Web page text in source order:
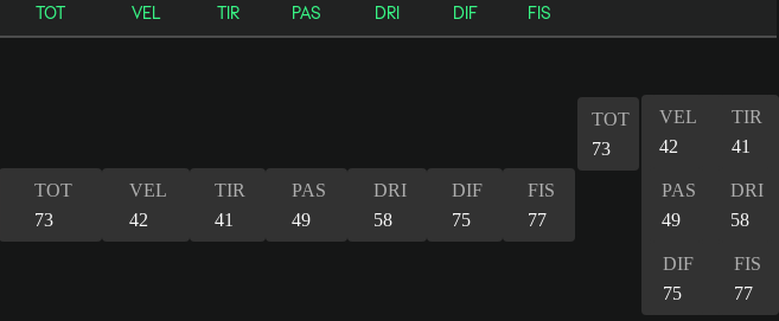
TOT VEL TIR PAS DRI DIF FIS
TOT
73
VEL
42
TIR
41
PAS
49
DRI
58
DIF
75
FIS
77
TOT
73
VEL
42
TIR
41
PAS
49
DRI
58
DIF
75
FIS
77